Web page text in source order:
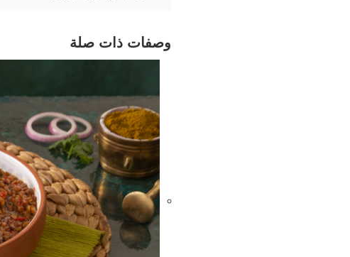
وصفات ذات صلة